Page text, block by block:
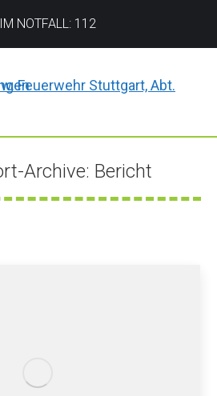
IM NOTFALL: 112
Archive: Bericht
Sie befinden sich hier: